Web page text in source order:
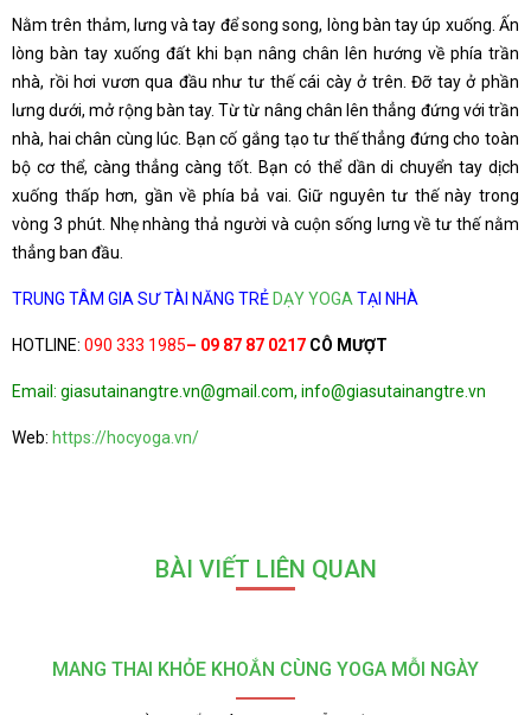
Nằm trên thảm, lưng và tay để song song, lòng bàn tay úp xuống. Ấn
lòng bàn tay xuống đất khi bạn nâng chân lên hướng về phía trần
nhà, rồi hơi vươn qua đầu như tư thế cái cày ở trên. Đỡ tay ở phần
lưng dưới, mở rộng bàn tay. Từ từ nâng chân lên thẳng đứng với trần
nhà, hai chân cùng lúc. Bạn cố gắng tạo tư thế thẳng đứng cho toàn
bộ cơ thể, càng thẳng càng tốt. Bạn có thể dần di chuyển tay dịch
xuống thấp hơn, gần về phía bả vai. Giữ nguyên tư thế này trong
vòng 3 phút. Nhẹ nhàng thả người và cuộn sống lưng về tư thế nằm
thẳng ban đầu.
TRUNG TÂM GIA SƯ TÀI NĂNG TRẺDẠY YOGA TẠI NHÀ
HOTLINE: 090 333 1985– 09 87 87 0217 CÔ MƯỢT
Email: giasutainangtre.vn@gmail.com, info@giasutainangtre.vn
Web: https://hocyoga.vn/
BÀI VIẾT LIÊN QUAN
MANG THAI KHỎE KHOẮN CÙNG YOGA MỖI NGÀY